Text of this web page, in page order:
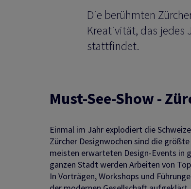
Die berühmten
Kreativität, das jedes
stattfindet.
Must-See-Show -
Einmal im Jahr explodiert die
Zürcher Designwochen sind die
meisten erwarteten Design-Events in
ganzen Stadt werden Arbeiten von
In Vorträgen, Workshops und